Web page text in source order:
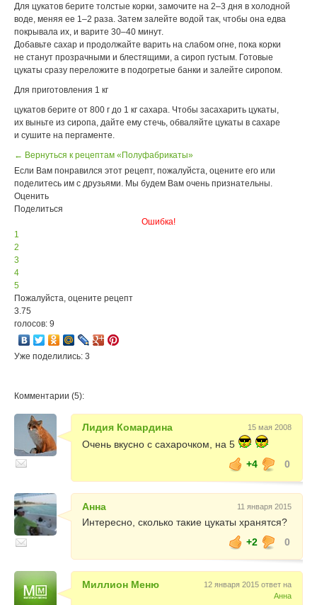
Для цукатов берите толстые корки, замочите на 2–3 дня в холодной
воде, меняя ее 1–2 раза. Затем залейте водой так, чтобы она едва
покрывала их, и варите 30–40 минут.
Добавьте сахар и продолжайте варить на слабом огне, пока корки
не станут прозрачными и блестящими, а сироп густым. Готовые
цукаты сразу переложите в подогретые банки и залейте сиропом.
Для приготовления 1 кг
цукатов берите от 800 г до 1 кг сахара. Чтобы засахарить цукаты,
их выньте из сиропа, дайте ему стечь, обваляйте цукаты в сахаре
и сушите на пергаменте.
← Вернуться к рецептам «Полуфабрикаты»
Если Вам понравился этот рецепт, пожалуйста, оцените его или
поделитесь им с друзьями. Мы будем Вам очень признательны.
Оценить
Поделиться
Ошибка!
1
2
3
4
5
Пожалуйста, оцените рецепт
3.75
голосов: 9
Уже поделились: 3
Комментарии (5):
Лидия Комардина 15 мая 2008
Очень вкусно с сахарочком, на 5
+4
0
Анна 11 января 2015
Интересно, сколько такие цукаты хранятся?
+2
0
Миллион Меню
12 января 2015 ответ на
Анна